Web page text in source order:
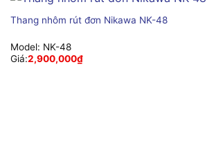
Thang nhôm rút đơn Nikawa NK-48
Model: NK-48
Giá:2,900,000₫